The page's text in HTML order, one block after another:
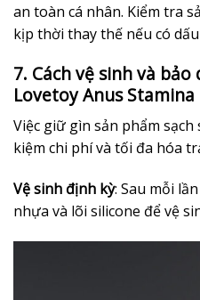
an toàn cá nhân. Kiểm tra
kịp thời thay thế nếu có
7. Cách vệ sinh và
Lovetoy Anus
Việc giữ gìn sản phẩm
kiệm chi phí và tối đa hóa
Vệ sinh định kỳ: Sau mỗi
nhựa và lõi silicone để vệ